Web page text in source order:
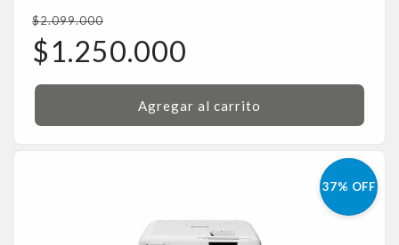
Precio
habitual
$2.099.000
Precio
de
oferta
$1.250.000
Agregar al carrito
37% OFF